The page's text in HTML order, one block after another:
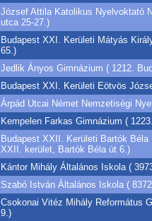
József Attila Katolikus Nyelvoktató
utca 25-27.)
Budapest XXI. Kerületi Mátyás
65.)
Jedlik Ányos Gimnázium ( 1212.
Budapest XXI. Kerületi Eötvös
Árpád Utcai Német Nemzetiségi
Kempelen Farkas Gimnázium (
Budapest XXII. Kerületi Bartók
XXII. kerület, Bartók Béla út 6.)
Kántor Mihály Általános Iskola (
Szabó István Általános Iskola (
Csokonai Vitéz Mihály Református
9.)